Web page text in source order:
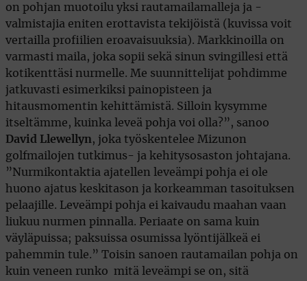
on pohjan muotoilu yksi rautamailamalleja ja -
valmistajia eniten erottavista tekijöistä (kuvissa voit
vertailla profiilien eroavaisuuksia). Markkinoilla on
varmasti maila, joka sopii sekä sinun svingillesi että
kotikenttäsi nurmelle. Me suunnittelijat pohdimme
jatkuvasti esimerkiksi painopisteen ja
hitausmomentin kehittämistä. Silloin kysymme
itseltämme, kuinka leveä pohja voi olla?”, sanoo
David Llewellyn, joka työskentelee Mizunon
golfmailojen tutkimus- ja kehitysosaston johtajana.
”Nurmikontaktia ajatellen leveämpi pohja ei ole
huono ajatus keskitason ja korkeamman tasoituksen
pelaajille. Leveämpi pohja ei kaivaudu maahan vaan
liukuu nurmen pinnalla. Periaate on sama kuin
väyläpuissa; paksuissa osumissa lyöntijälkeä ei
pahemmin tule.” Toisin sanoen rautamailan pohja on
kuin veneen runko  mitä leveämpi se on, sitä